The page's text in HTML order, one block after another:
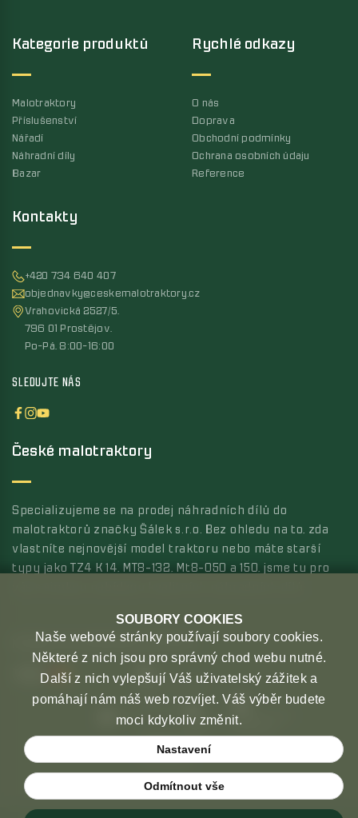
Kontakty
+420 734 640 407
objednavky@ceskemalotraktory.cz
Vrahovická 2527/5,
796 01 Prostějov,
Po-Pá, 8:00-16:00
SLEDUJTE NÁS
Kategorie produktů
Malotraktory
Příslušenství
Nářadí
Náhradní díly
Bazar
Rychlé odkazy
O nás
Doprava
Obchodní podmínky
Ochrana osobních údaju
Reference
České malotraktory
Specializujeme se na prodej náhradních dílů do
malotraktorů značky Šálek s.r.o. Bez ohledu na to, zda
vlastníte nejnovější model traktoru nebo máte starší
typy jako TZ4 K 14, MT8-132, Mt8-050 a 150, jsme tu pro
MOŽNOSTI PLATBYMOŽNOSTI DOPRAVY
SOUBORY COOKIES
Naše webové stránky používají soubory cookies.
Některé z nich jsou pro správný chod webu nutné.
Další z nich vylepšují Váš uživatelský zážitek a
pomáhají nám náš web rozvíjet. Váš výběr budete
moci kdykoliv změnit.
Nastavení
Odmítnout vše